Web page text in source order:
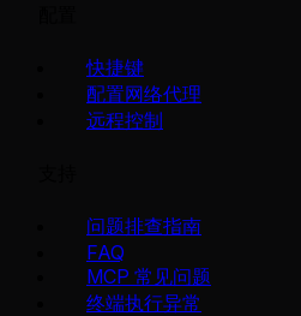
快捷键
配置网络代理
远程控制
问题排查指南
FAQ
MCP 常见问题
终端执行异常